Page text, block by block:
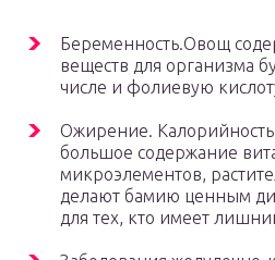
Беременность.Овощ
веществ для организма
числе и фолиевую
Ожирение. Калорийность
большое содержание
микроэлементов,
делают бамию ценным
для тех, кто имеет